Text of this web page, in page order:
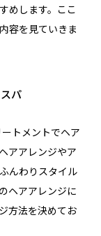
めします。ここ
容を見ていきま
パ
トメントでヘア
アアレンジやア
んわりスタイル
ヘアアレンジに
方法を決めてお